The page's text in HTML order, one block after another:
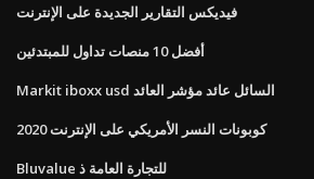
فيديكس التقارير الجديدة على الإنترنت
أفضل 10 منصات تداول للمبتدئين
Markit iboxx usd السائل عائد مؤشر العائد
كوبونات النسر الأمريكي على الإنترنت 2020
Bluvalue للتجارة العامة ذ